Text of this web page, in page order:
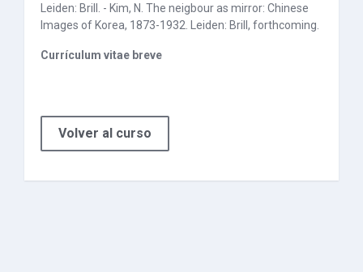
Leiden: Brill. - Kim, N. The neigbour as mirror: Chinese
Images of Korea, 1873-1932. Leiden: Brill, forthcoming.
Currículum vitae breve
Volver al curso